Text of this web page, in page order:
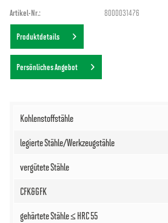
Artikel-Nr.:
8000031476
Produktdetails
Persönliches Angebot